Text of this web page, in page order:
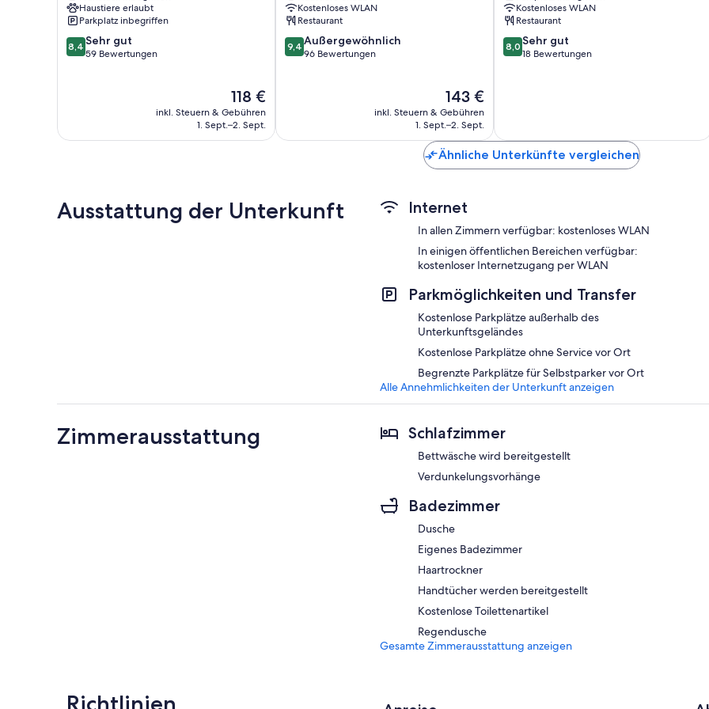
Haustiere erlaubt
Parkplatz inbegriffen
8.4
von
8,4 Sehr gut
59 Bewertungen
Der
Preis
beträgt
118 €
inkl. Steuern & Gebühren
1. Sept.–2. Sept.
Kostenloses WLAN
Restaurant
9.4
von
9,4 Außergewöhnlich
96 Bewertungen
Der
Preis
beträgt
143 €
inkl. Steuern & Gebühren
1. Sept.–2. Sept.
Bad
Sauerbrunn
Kostenloses WLAN
Restaurant
8.0
von
8,0 Sehr gut
18 Bewertungen
Ähnliche Unterkünfte vergleichen
Ausstattung der Unterkunft Internet
In allen Zimmern verfügbar: kostenloses WLAN
In einigen öffentlichen Bereichen verfügbar:
kostenloser Internetzugang per WLAN
Parkmöglichkeiten und Transfer
Kostenlose Parkplätze außerhalb des
Unterkunftsgeländes
Kostenlose Parkplätze ohne Service vor Ort
Begrenzte Parkplätze für Selbstparker vor Ort
Alle Annehmlichkeiten der Unterkunft anzeigen
Zimmerausstattung Schlafzimmer
Bettwäsche wird bereitgestellt
Verdunkelungsvorhänge
Badezimmer
Dusche
Eigenes Badezimmer
Haartrockner
Handtücher werden bereitgestellt
Kostenlose Toilettenartikel
Regendusche
Gesamte Zimmerausstattung anzeigen
Richtlinien